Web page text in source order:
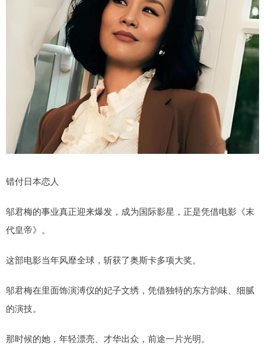
错付日本恋人
邬君梅的事业真正迎来爆发，成为国际影星，正是凭借电影《末
代皇帝》。
这部电影当年风靡全球，斩获了奥斯卡多项大奖。
邬君梅在里面饰演溥仪的妃子文绣，凭借独特的东方韵味、细腻
的演技。
那时候的她，年轻漂亮、才华出众，前途一片光明。